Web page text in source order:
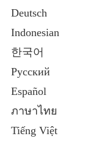
Deutsch
Indonesian
한국어
Русский
Español
ภาษาไทย
Tiếng Việt